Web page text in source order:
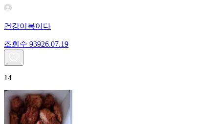
건강이복이다
조회수 93926.07.19
14